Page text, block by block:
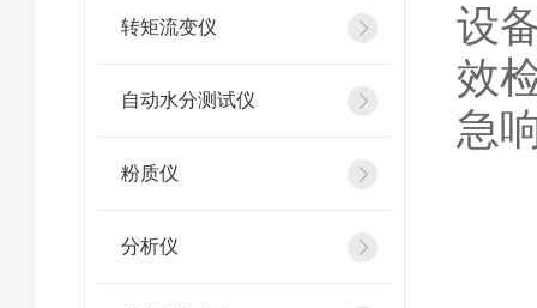
转矩流变仪
自动水分测试仪
粉质仪
分析仪
设
效
急